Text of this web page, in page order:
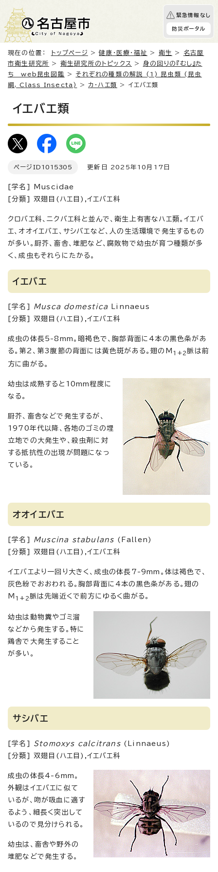
緊急情報なし
防災ポータル
現在の位置： トップページ >健康・医療・福祉 > 衛生 >
名古屋
市衛生研究所 > 衛生研究所のトピックス > 身の回りの『むし』た
ち web昆虫図鑑 > それぞれの種類の解説 (1) 昆虫類 (昆虫
綱, Class Insecta)
>カ・ハエ類 > イエバエ類
イエバエ類
ページID 1015305 更新日 2025年10月17日
[学名] Muscidae
[分類] 双翅目(ハエ目),イエバエ科
クロバエ科、ニクバエ科と並んで、衛生上有害なハエ類。イエバ
エ、オオイエバエ、サシバエなど、人の生活環境で発生するもの
が多い。厨芥、畜舎、堆肥など、腐敗物で幼虫が育つ種類が多
く、成虫もそれらにたかる。
イエバエ
[学名] Musca domestica Linnaeus
[分類] 双翅目(ハエ目),イエバエ科
成虫の体長5-8mm。暗褐色で、胸部背面に4本の黒色条があ
る。第2、第3腹節の背面には黄色斑がある。翅のM 1+2脈は前
方に曲がる。
幼虫は成熟すると10mm程度に
なる。
厨芥、畜舎などで発生するが、
1970年代以降、各地のゴミの埋
立地での大発生や、殺虫剤に対
する抵抗性の出現が問題になっ
ている。
オオイエバエ
[学名] Muscina stabulans (Fallen)
[分類] 双翅目(ハエ目),イエバエ科
イエバエより一回り大きく、成虫の体長7-9mm。体は褐色で、
灰色紛でおおわれる。胸部背面に4本の黒色条がある。翅の
M 1+2 脈は先端近くで前方にゆるく曲がる。
幼虫は動物糞やゴミ溜
などから発生する。特に
鶏舎で大発生すること
が多い。
サシバエ
[学名] Stomoxys calcitrans(Linnaeus)
[分類] 双翅目(ハエ目),イエバエ科
成虫の体長4-6mm。
外観はイエバエに似て
いるが、吻が吸血に適す
るよう、細長く突出して
いるので見分けられる。
幼虫は、畜舎や野外の
堆肥などで発生する。